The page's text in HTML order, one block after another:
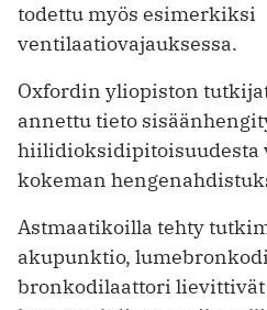
todettu myös esimerkiksi
ventilaatiovajauksessa.
Oxfordin yliopiston
annettu tieto
hiilidioksidipitoisuudesta
kokeman
Astmaatikoilla tehty
akupunktio,
bronkodilaattori lievittivät